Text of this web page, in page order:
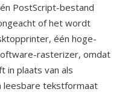
PostScript-bestand
of het wordt
één hoge-
rasterizer, omdat
in plaats van als
leesbare tekstformaat